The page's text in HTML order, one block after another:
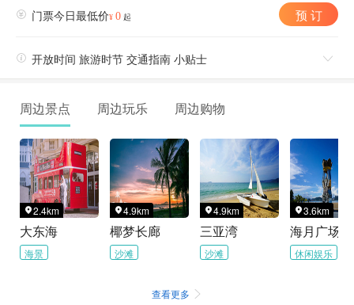
 门票今日最低价¥ 0 起 预 订
 开放时间 旅游时节 交通指南 小贴士 
周边景点 周边玩乐 周边购物
2.4km
大东海
海景
4.9km
椰梦长廊
沙滩
4.9km
三亚湾
沙滩
3.6km
海月广场
休闲娱乐
查看更多 